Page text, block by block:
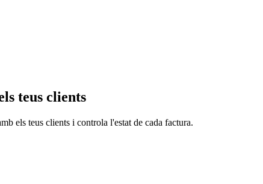
teus clients
els teus clients i controla l'estat de cada factura.